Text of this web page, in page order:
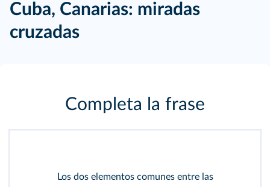
Cuba, Canarias: miradas
cruzadas
Completa la frase
Los dos elementos comunes entre las
Los dos elementos comunes entre las